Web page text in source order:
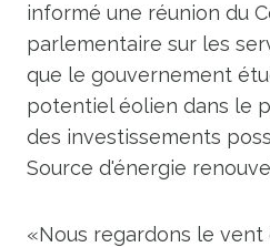
informé une réunion du
parlementaire sur les
que le gouvernement
potentiel éolien dans le
des investissements
Source d'énergie
«Nous regardons le